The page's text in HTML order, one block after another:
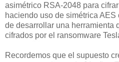
asimétrico RSA-2048 para
haciendo uso de simétrica AES
de desarrollar una herramienta
cifrados por el ransomware
Recordemos que el supuesto